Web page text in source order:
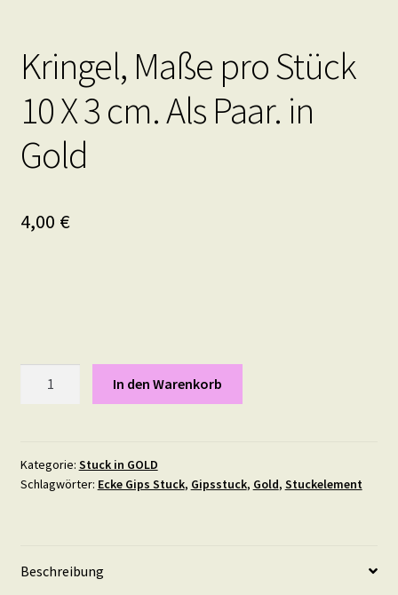
Kringel, Maße pro Stück
10 X 3 cm. Als Paar. in
Gold
4,00 €
10
X
Paar.
In den Warenkorb
Kategorie: Stuck in GOLD
Schlagwörter: Ecke Gips Stuck, Gipsstuck, Gold, Stuckelement
Beschreibung